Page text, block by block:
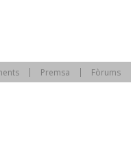
Premsa Fòrums